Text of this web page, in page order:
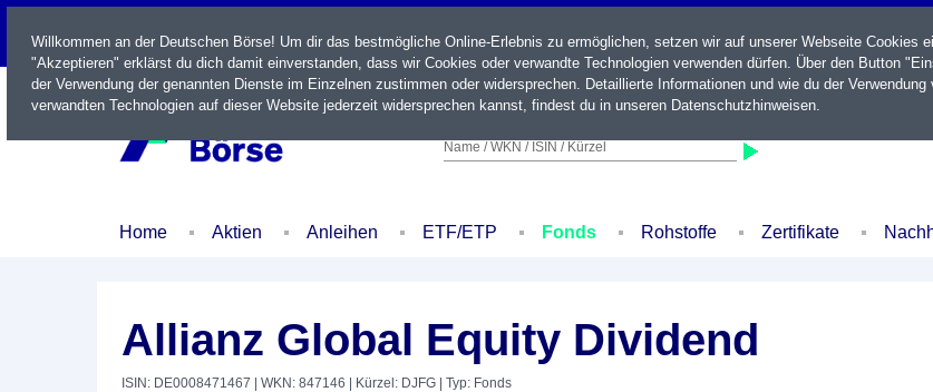
LIVE
Name / WKN / ISIN / Kürzel
Home Aktien Anleihen ETF/ETP Fonds Rohstoffe Zertifikate
Allianz Global Equity Dividend
ISIN: DE0008471467 | WKN: 847146 | Kürzel: DJFG | Typ: Fonds
Willkommen an der Deutschen Börse! Um dir das bestmögliche Online-Erlebnis zu ermöglichen, setzen wir auf unserer Webseite Cookies
"Akzeptieren" erklärst du dich damit einverstanden, dass wir Cookies oder verwandte Technologien verwenden dürfen. Über den Button
der Verwendung der genannten Dienste im Einzelnen zustimmen oder widersprechen. Detaillierte Informationen und wie du der Verwendung
verwandten Technologien auf dieser Website jederzeit widersprechen kannst, findest du in unseren Datenschutzhinweisen.